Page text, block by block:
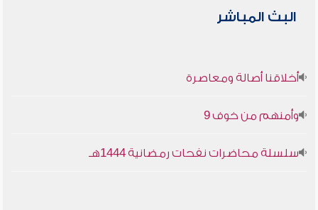
البث المباشر
أخلاقنا أصالة ومعاصرة
وأمنهم من خوف 9
سلسلة محاضرات نفحات رمضانية 1444هـ